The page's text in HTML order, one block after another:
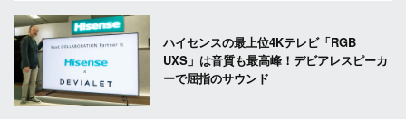
ハイセンスの最上位4Kテレビ「RGB
UXS」は音質も最高峰！デビアレスピーカ
ーで屈指のサウンド